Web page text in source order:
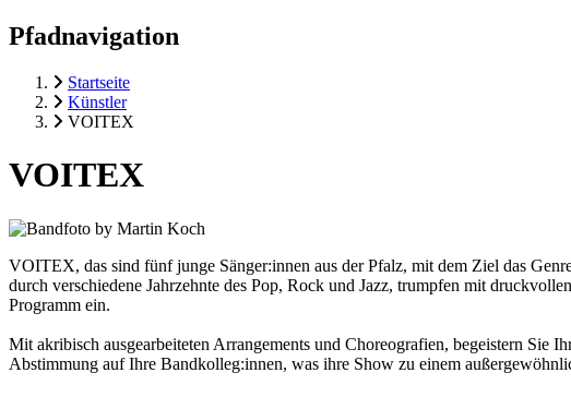
Pfadnavigation
Startseite
Künstler
VOITEX
VOITEX
VOITEX, das sind fünf junge Sänger:innen aus der Pfalz, mit dem Ziel das
durch verschiedene Jahrzehnte des Pop, Rock und Jazz, trumpfen mit
Programm ein.
Mit akribisch ausgearbeiteten Arrangements und Choreografien, begeistern Sie
Abstimmung auf Ihre Bandkolleg:innen, was ihre Show zu einem